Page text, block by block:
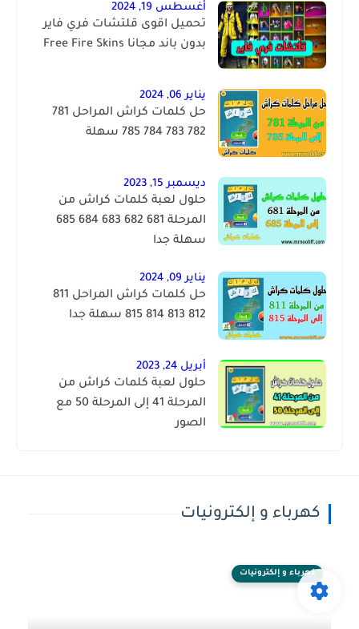
أغسطس 19, 2024
تحميل اقوى قلتشات فري فاير
بدون باند مجانا Free Fire Skins
يناير 06, 2024
حل كلمات كراش المراحل 781
782 783 784 785 سهلة
ديسمبر 15, 2023
حلول لعبة كلمات كراش من
المرحلة 681 682 683 684 685
سهلة جدا
يناير 09, 2024
حل كلمات كراش المراحل 811
812 813 814 815 سهلة جدا
أبريل 24, 2023
حلول لعبة كلمات كراش من
المرحلة 41 إلى المرحلة 50 مع
الصور
كهرباء و إلكترونيات
كهرباء و إلكترونيات